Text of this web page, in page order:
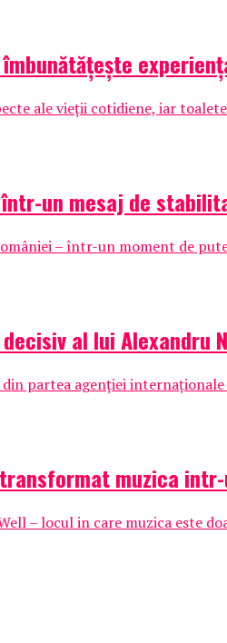
ale vieții cotidiene, iar
un mesaj de
– într-un moment de
al lui
partea agenției
transformat muzica
– locul in care muzica este